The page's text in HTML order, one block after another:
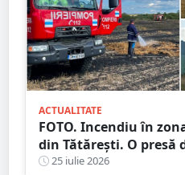
ACTUALITATE
FOTO. Incendiu în
din Tătărești. O presă
complet! Flăcările s-au
25 iulie 2026